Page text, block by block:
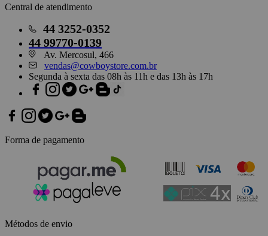
Central de atendimento
44 3252-0352
44 99770-0139
Av. Mercosul, 466
vendas@cowboystore.com.br
Segunda à sexta das 08h às 11h e das 13h às 17h
Forma de pagamento
Métodos de envio